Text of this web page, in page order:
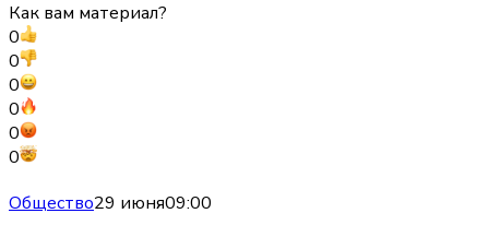
Как вам материал?
0
0
0
0
0
0
Общество29 июня09:00